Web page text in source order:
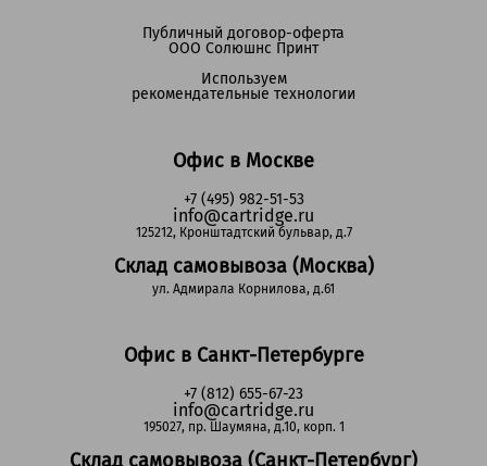
Офис в Москве
+7 (495) 982-51-53
info@cartridge.ru
125212, Кронштадтский бульвар, д.7
Склад самовывоза (Москва)
ул. Адмирала Корнилова, д.61
Офис в Санкт-Петербурге
+7 (812) 655-67-23
info@cartridge.ru
195027, пр. Шаумяна, д.10, корп. 1
Склад самовывоза (Санкт-Петербург)
Публичный договор-оферта
ООО Солюшнс Принт
Используем
рекомендательные технологии